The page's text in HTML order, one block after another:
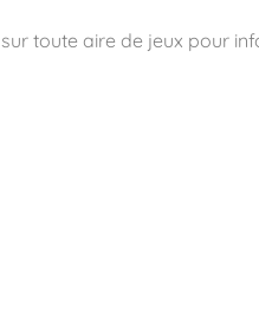
sur toute aire de jeux pour